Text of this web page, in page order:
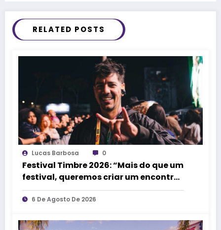
RELATED POSTS
Lucas Barbosa 0
Festival Timbre 2026: “Mais do que um
festival, queremos criar um encontro
que transforme pessoas e a cidade”,
afirma Lucas Cordeiro
6 De Agosto De 2026